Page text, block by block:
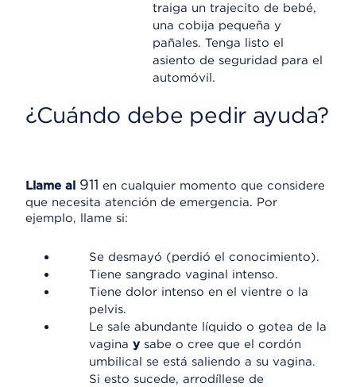
traiga un trajecito de bebé,
una cobija pequeña y
pañales. Tenga listo el
asiento de seguridad para el
automóvil.
¿Cuándo debe pedir ayuda?
Llame al 911 en cualquier momento que considere
que necesita atención de emergencia. Por
ejemplo, llame si:
Se desmayó (perdió el conocimiento).
Tiene sangrado vaginal intenso.
Tiene dolor intenso en el vientre o la
pelvis.
Le sale abundante líquido o gotea de la
vagina y sabe o cree que el cordón
umbilical se está saliendo a su vagina.
Si esto sucede, arrodíllese de